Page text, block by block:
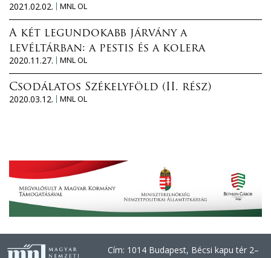
2021.02.02.
MNL OL
A két legundokabb járvány a
levéltárban: a pestis és a kolera
2020.11.27.
MNL OL
Csodálatos Székelyföld (II. rész)
2020.03.12.
MNL OL
Cím: 1014 Budapest, Bécsi kapu tér 2–